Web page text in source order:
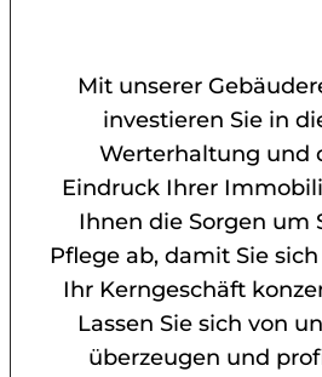
Mit unserer
investieren Sie in
Werterhaltung und
Eindruck Ihrer
Ihnen die Sorgen um
Pflege ab, damit Sie
Ihr Kerngeschäft
Lassen Sie sich von
überzeugen und